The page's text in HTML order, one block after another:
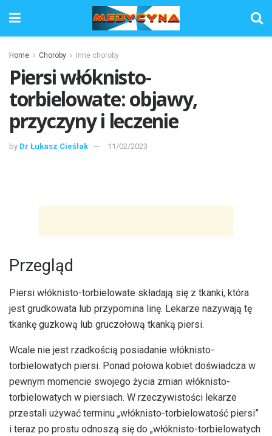
Home Choroby Inne choroby
Piersi włóknisto-
torbielowate: objawy,
przyczyny i leczenie
by Dr Łukasz Cieślak 11/02/2023
Przegląd
Piersi włóknisto-torbielowate składają się z tkanki, która
jest grudkowata lub przypomina linę. Lekarze nazywają tę
tkankę guzkową lub gruczołową tkanką piersi.
Wcale nie jest rzadkością posiadanie włóknisto-
torbielowatych piersi. Ponad połowa kobiet doświadcza w
pewnym momencie swojego życia zmian włóknisto-
torbielowatych w piersiach. W rzeczywistości lekarze
przestali używać terminu „włóknisto-torbielowatość piersi”
i teraz po prostu odnoszą się do „włóknisto-torbielowatych